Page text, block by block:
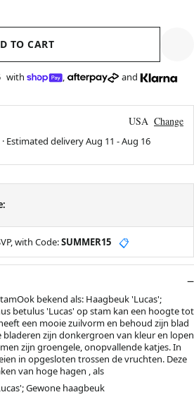
TO CART
with , and
USA Change
Estimated deliveryAug 11 -Aug 16
with Code:SUMMER15 📋
bekend als: Haagbeuk 'Lucas';
betulus 'Lucas' op stam kan een hoogte tot
een mooie zuilvorm en behoud zijn blad
bladeren zijn donkergroen van kleur en lopen
zijn groengele, onopvallende katjes. In
in opgesloten trossen de vruchten. Deze
van hoge hagen , als
Gewone haagbeuk